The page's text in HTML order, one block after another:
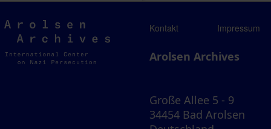
Arolsen
Archives
Kontakt Impressum
Arolsen Archives
Große Allee 5 - 9
34454 Bad Arolsen